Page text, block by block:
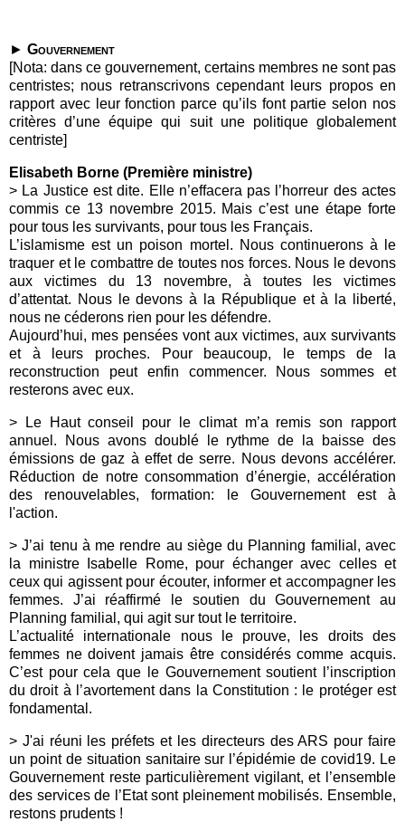
► Gouvernement
[Nota: dans ce gouvernement, certains membres ne sont pas
centristes; nous retranscrivons cependant leurs propos en
rapport avec leur fonction parce qu’ils font partie selon nos
critères d’une équipe qui suit une politique globalement
centriste]
Elisabeth Borne (Première ministre)
> La Justice est dite. Elle n’effacera pas l’horreur des actes
commis ce 13 novembre 2015. Mais c’est une étape forte
pour tous les survivants, pour tous les Français.
L’islamisme est un poison mortel. Nous continuerons à le
traquer et le combattre de toutes nos forces. Nous le devons
aux victimes du 13 novembre, à toutes les victimes
d’attentat. Nous le devons à la République et à la liberté,
nous ne céderons rien pour les défendre.
Aujourd’hui, mes pensées vont aux victimes, aux survivants
et à leurs proches. Pour beaucoup, le temps de la
reconstruction peut enfin commencer. Nous sommes et
resterons avec eux.
> Le Haut conseil pour le climat m’a remis son rapport
annuel. Nous avons doublé le rythme de la baisse des
émissions de gaz à effet de serre. Nous devons accélérer.
Réduction de notre consommation d’énergie, accélération
des renouvelables, formation: le Gouvernement est à
l'action.
>J’ai tenu à me rendre au siège du Planning familial, avec
la ministre
Isabelle Rome, pour échanger avec celles et
ceux qui agissent pour écouter, informer et accompagner les
femmes. J’ai réaffirmé le soutien du Gouvernement au
Planning familial, qui agit sur tout le territoire.
L’actualité internationale nous le prouve, les droits des
femmes ne doivent jamais être considérés comme acquis.
C’est pour cela que le Gouvernement soutient l’inscription
du droit à l’avortement dans la Constitution : le protéger est
fondamental.
> J'ai réuni les préfets et les directeurs des ARS pour faire
un point de situation sanitaire sur l’épidémie de covid19. Le
Gouvernement reste particulièrement vigilant, et l’ensemble
des services de l’Etat sont pleinement mobilisés. Ensemble,
restons prudents !